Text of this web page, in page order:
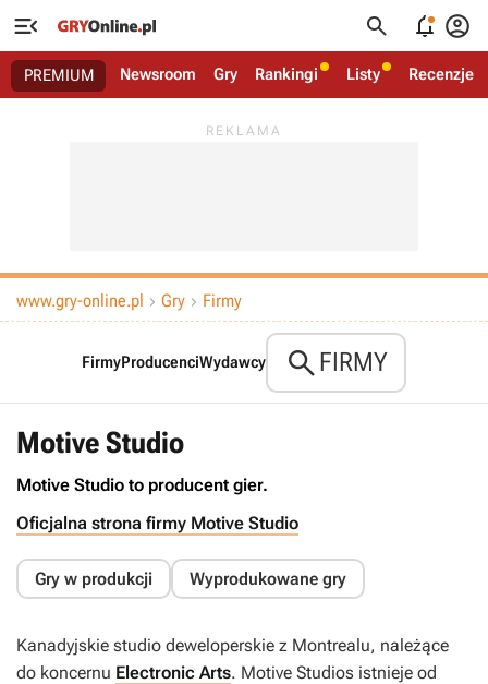
   
PREMIUM Newsroom Gry Rankingi Listy Recenzje
www.gry-online.pl  Gry  Firmy
FirmyProducenciWydawcy FIRMY
Motive Studio
Motive Studio to producent gier.
Oficjalna strona firmy Motive Studio
Gry w produkcji Wyprodukowane gry
Kanadyjskie studio deweloperskie z Montrealu, należące
do koncernu Electronic Arts. Motive Studios istnieje od